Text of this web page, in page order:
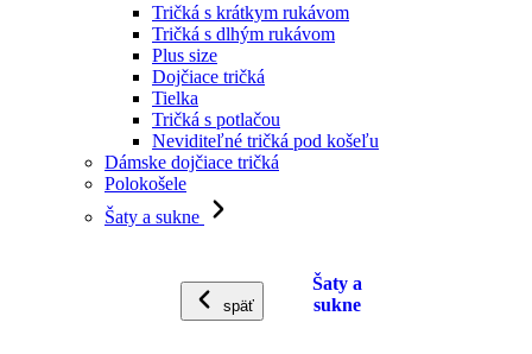
Tričká s krátkym rukávom
Tričká s dlhým rukávom
Plus size
Dojčiace tričká
Tielka
Tričká s potlačou
Neviditeľné tričká pod košeľu
Dámske dojčiace tričká
Polokošele
Šaty a sukne
späť
Šaty a
sukne